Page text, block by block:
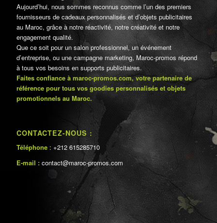
Aujourd’hui, nous sommes reconnus comme l’un des premiers
fournisseurs de cadeaux personnalisés et d’objets publicitaires
au Maroc, grâce à notre réactivité, notre créativité et notre
engagement qualité.
Que ce soit pour un salon professionnel, un événement
d’entreprise, ou une campagne marketing, Maroc-promos répond
à tous vos besoins en supports publicitaires.
Faites confiance à maroc-promos.com, votre partenaire de
référence pour tous vos goodies personnalisés et objets
promotionnels au Maroc.
CONTACTEZ-NOUS :
Téléphone : +212 615285710
E-mail : contact@maroc-promos.com